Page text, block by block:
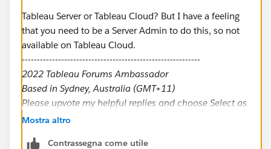
Tableau Server or Tableau Cloud? But I have a feeling
that you need to be a Server Admin to do this, so not
available on Tableau Cloud.
-----------------------------------------------------------
2022 Tableau Forums Ambassador
Based in Sydney, Australia (GMT+11)
Please upvote my helpful replies and choose Select as
Best Answer if it really is the best :)
Mostra altro
Contrassegna come utile